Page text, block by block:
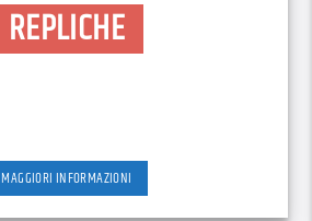
REPLICHE
MAGGIORI INFORMAZIONI